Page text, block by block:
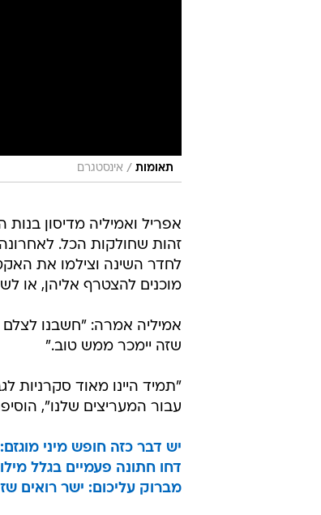
תאומות / אינסטגרם
זהות שחולקות הכל.
לחדר השינה וצילמו את
מוכנים להצטרף אליהן, או
אמיליה אמרה: "חשבנו לצלם
שזה יימכר ממש טוב."
"תמיד היינו מאוד סקרניות
עבור המעריצים שלנו",
יש דבר כזה חופש מיני מוגזם: 5 בעיות הסקס הגדולות של דור ה- Z
דחו חתונה פעמיים בגלל
מברוק עליכום: ישר רואים